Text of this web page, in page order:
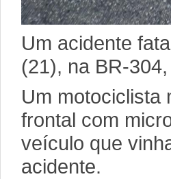
Um acidente
(21), na BR-
Um motociclista
frontal com
veículo que
acidente.